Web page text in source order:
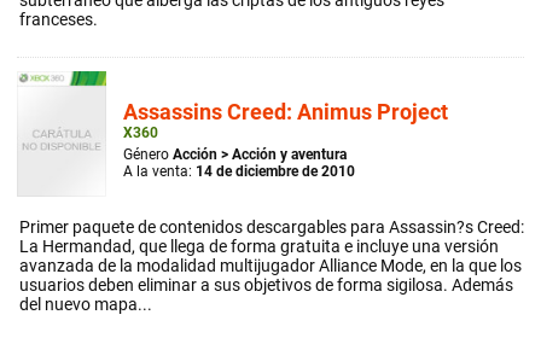
franceses.
Assassins Creed: Animus Project
X360
Género Acción > Acción y aventura
A la venta: 14 de diciembre de 2010
Primer paquete de contenidos descargables para Assassin?s Creed:
La Hermandad, que llega de forma gratuita e incluye una versión
avanzada de la modalidad multijugador Alliance Mode, en la que los
usuarios deben eliminar a sus objetivos de forma sigilosa. Además
del nuevo mapa...